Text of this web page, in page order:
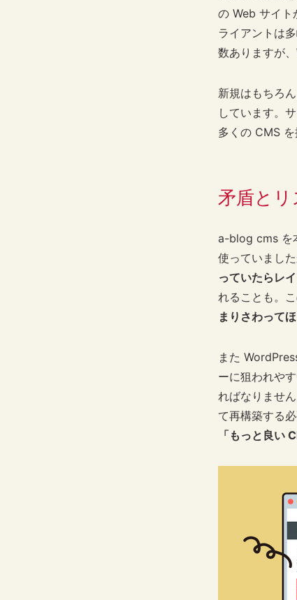
の Web サイト
ライアントは
数ありますが
新規はもちろ
しています。
多くの CMS
矛盾と
a-blog cms を
使っていまし
っていたらレ
れることも。
まりさわって
また
ーに狙われや
ればなりませ
て再構築する
「もっと良い